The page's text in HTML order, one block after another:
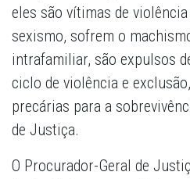
eles são vítimas de
sexismo, sofrem o
intrafamiliar, são expulsos
ciclo de violência e
precárias para a
de Justiça.
O Procurador-Geral de